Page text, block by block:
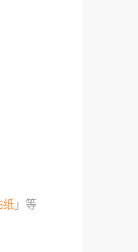
纸 」等